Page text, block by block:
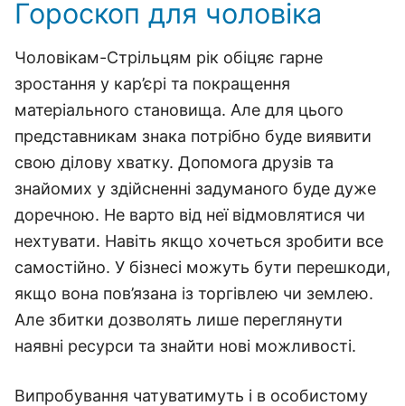
Гороскоп для чоловіка
Чоловікам-Стрільцям рік обіцяє гарне
зростання у кар’єрі та покращення
матеріального становища. Але для цього
представникам знака потрібно буде виявити
свою ділову хватку. Допомога друзів та
знайомих у здійсненні задуманого буде дуже
доречною. Не варто від неї відмовлятися чи
нехтувати. Навіть якщо хочеться зробити все
самостійно. У бізнесі можуть бути перешкоди,
якщо вона пов’язана із торгівлею чи землею.
Але збитки дозволять лише переглянути
наявні ресурси та знайти нові можливості.
Випробування чатуватимуть і в особистому